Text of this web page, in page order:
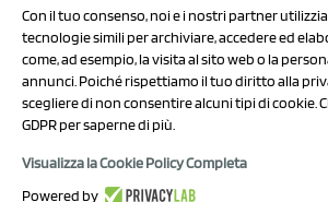
P.I/C.F. 01041460369
REA: MO 208553
Capitale sociale Euro
Con il tuo consenso, noi e i nostri partner
tecnologie simili per archiviare, accedere ed
come, ad esempio, la visita al sito web o la
annunci. Poiché rispettiamo il tuo diritto alla
scegliere di non consentire alcuni tipi di cookie.
GDPR per saperne di più.
Visualizza la Cookie Policy Completa
Powered by